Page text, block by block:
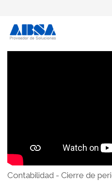
Contabilidad - Cierre de